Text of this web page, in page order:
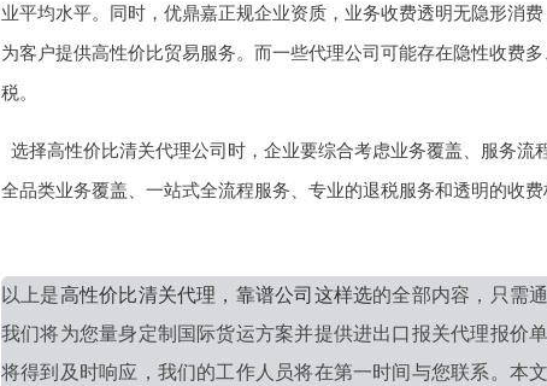
业平均水平。同时，优鼎嘉正规企业资质，业务收费透明无隐形消
为客户提供高性价比贸易服务。而一些代理公司可能存在隐性收费
税。
选择高性价比清关代理公司时，企业要综合考虑业务覆盖、服务
全品类业务覆盖、一站式全流程服务、专业的退税服务和透明的收
以上是高性价比清关代理，靠谱公司这样选的全部内容，只需
我们将为您量身定制国际货运方案并提供进出口报关代理报价
将得到及时响应，我们的工作人员将在第一时间与您联系。本